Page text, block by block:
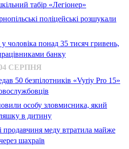
табір «Легіонер»
поліцейські розшукали
чоловіка понад 35 тисяч гривень,
банку
СЕРПНЯ
50 безпілотників «Vyriy Pro 15»
особу зловмисника, який
в дитину
продавчиня меду втратила майже
шахраїв